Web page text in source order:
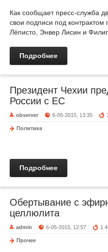
Как сообщает пресс-служба
свои подписи под
Лёписто, Энвер Лисин и
Подробнее
Президент Чехии
России с EC
observer 6-05-2015, 13:35
Политика
Подробнее
Обертывание с
целлюлита
admin 6-05-2015, 12:57 1
Прочее